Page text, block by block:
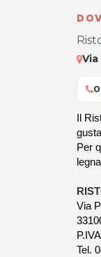
Via
Il
Per
Via
Tel.